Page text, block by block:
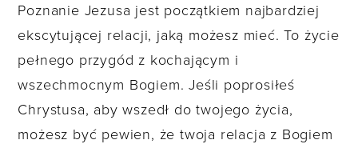
Poznanie Jezusa jest początkiem najbardziej
ekscytującej relacji, jaką możesz mieć. To życie
pełnego przygód z kochającym i
wszechmocnym Bogiem. Jeśli poprosiłeś
Chrystusa, aby wszedł do twojego życia,
możesz być pewien, że twoja relacja z Bogiem